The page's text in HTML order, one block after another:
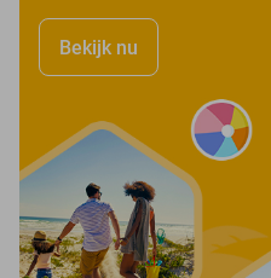
Bekijk nu